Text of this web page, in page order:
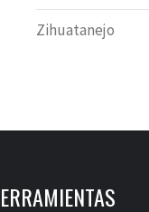
Zihuatanejo